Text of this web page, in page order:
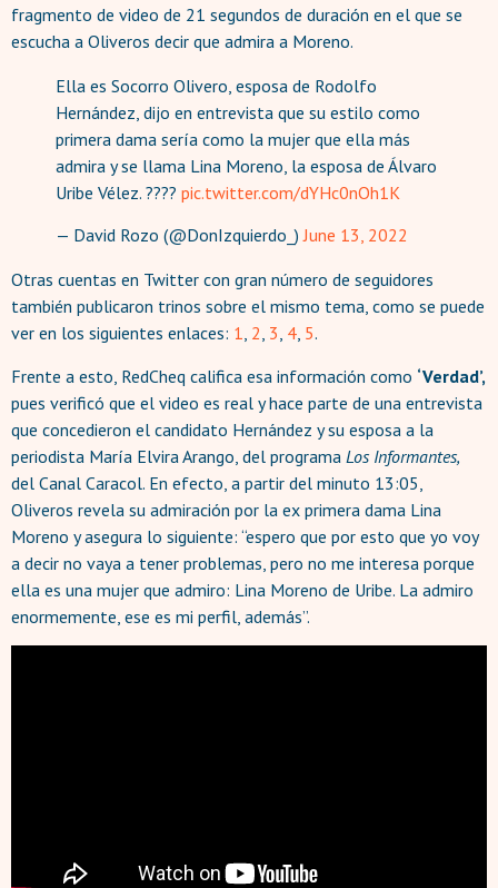
fragmento de video de 21 segundos de duración en el que se
escucha a Oliveros decir que admira a Moreno.
Ella es Socorro Olivero, esposa de Rodolfo
Hernández, dijo en entrevista que su estilo como
primera dama sería como la mujer que ella más
admira y se llama Lina Moreno, la esposa de Álvaro
Uribe Vélez. ???? pic.twitter.com/dYHc0nOh1K
— David Rozo (@DonIzquierdo_)June 13, 2022
Otras cuentas en Twitter con gran número de seguidores
también publicaron trinos sobre el mismo tema, como se puede
ver en los siguientes enlaces: 1, 2, 3, 4, 5.
Frente a esto, RedCheq califica esa información como ‘Verdad’,
pues verificó que el video es real y hace parte de una entrevista
que concedieron el candidato Hernández y su esposa a la
periodista María Elvira Arango, del programa Los Informantes,
del Canal Caracol. En efecto, a partir del minuto 13:05,
Oliveros revela su admiración por la ex primera dama Lina
Moreno y asegura lo siguiente: “espero que por esto que yo voy
a decir no vaya a tener problemas, pero no me interesa porque
ella es una mujer que admiro: Lina Moreno de Uribe. La admiro
enormemente, ese es mi perfil, además”.